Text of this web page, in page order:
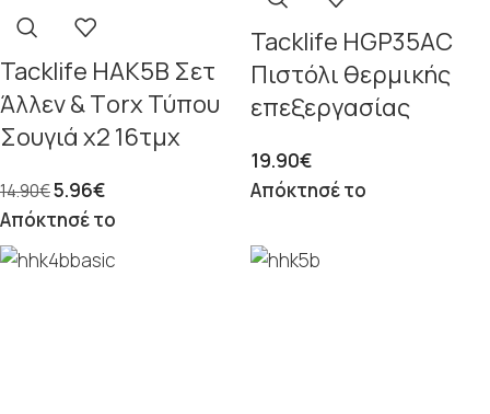
Tacklife HAK5B Σετ
Άλλεν & Τorx Τύπου
Σουγιά x2 16τμχ
14.90€5.96€
Απόκτησέ το
Tacklife HGP35AC
Πιστόλι θερμικής
επεξεργασίας
19.90€
Απόκτησέ το